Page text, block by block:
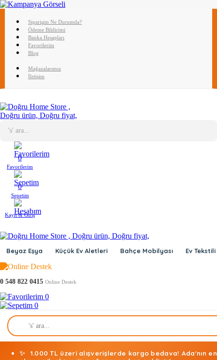
Siparişim Ne Durumda?
Ödeme Bildirimi
Banka Hesapları
Favorilerim
Blog
Mağazalarımız
İletişim
0
Favorilerim
0
Sepetim
Kayıt & Giriş
Beyaz Eşya Küçük Ev Aletleri Bahçe Mobilyası Ev Tekstili
0 548 822 0415 Online Destek
0
0
✨
1.000 TL üzeri alışverişlerde kargo bedava! Ada'nın en